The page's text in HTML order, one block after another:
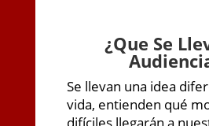
¿Que Se
Se llevan una idea
vida, entienden qué